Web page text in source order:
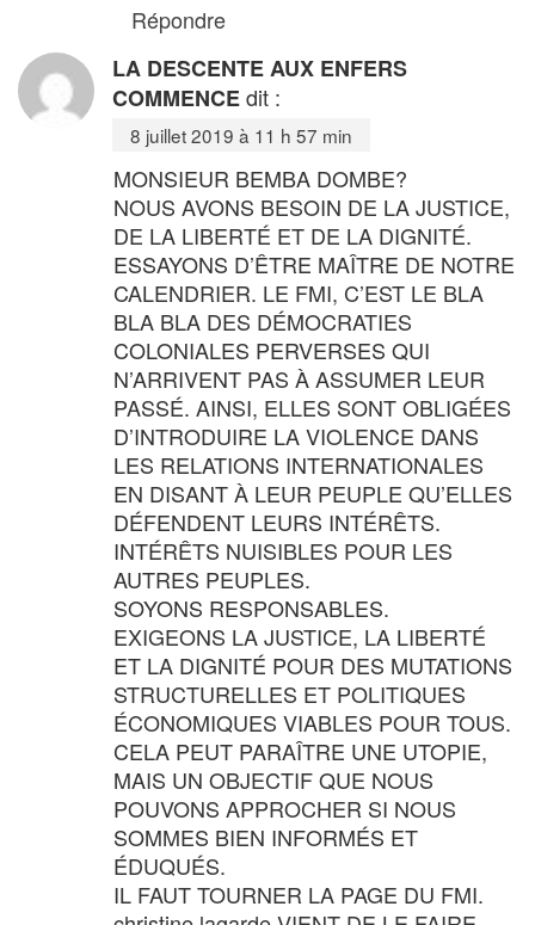
Répondre
LA DESCENTE AUX ENFERS
COMMENCEdit :
8 juillet 2019 à 11 h 57 min
MONSIEUR BEMBA DOMBE?
NOUS AVONS BESOIN DE LA JUSTICE,
DE LA LIBERTÉ ET DE LA DIGNITÉ.
ESSAYONS D’ÊTRE MAÎTRE DE NOTRE
CALENDRIER. LE FMI, C’EST LE BLA
BLA BLA DES DÉMOCRATIES
COLONIALES PERVERSES QUI
N’ARRIVENT PAS À ASSUMER LEUR
PASSÉ. AINSI, ELLES SONT OBLIGÉES
D’INTRODUIRE LA VIOLENCE DANS
LES RELATIONS INTERNATIONALES
EN DISANT À LEUR PEUPLE QU’ELLES
DÉFENDENT LEURS INTÉRÊTS.
INTÉRÊTS NUISIBLES POUR LES
AUTRES PEUPLES.
SOYONS RESPONSABLES.
EXIGEONS LA JUSTICE, LA LIBERTÉ
ET LA DIGNITÉ POUR DES MUTATIONS
STRUCTURELLES ET POLITIQUES
ÉCONOMIQUES VIABLES POUR TOUS.
CELA PEUT PARAÎTRE UNE UTOPIE,
MAIS UN OBJECTIF QUE NOUS
POUVONS APPROCHER SI NOUS
SOMMES BIEN INFORMÉS ET
ÉDUQUÉS.
IL FAUT TOURNER LA PAGE DU FMI.